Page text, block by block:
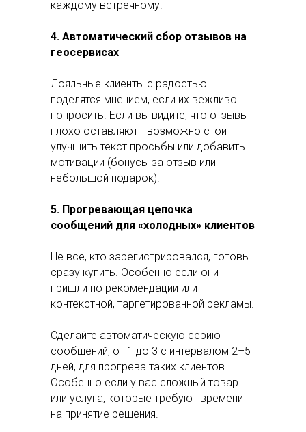
каждому встречному.
4. Автоматический сбор отзывов на
геосервисах
Лояльные клиенты с радостью
поделятся мнением, если их вежливо
попросить. Если вы видите, что отзывы
плохо оставляют - возможно стоит
улучшить текст просьбы или добавить
мотивации (бонусы за отзыв или
небольшой подарок).
5. Прогревающая цепочка
сообщений для «холодных» клиентов
Не все, кто зарегистрировался, готовы
сразу купить. Особенно если они
пришли по рекомендации или
контекстной, таргетированной рекламы.
Сделайте автоматическую серию
сообщений, от 1 до 3 с интервалом 2–5
дней, для прогрева таких клиентов.
Особенно если у вас сложный товар
или услуга, которые требуют времени
на принятие решения.